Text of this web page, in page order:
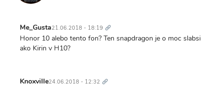
Me_Gusta21.06.2018 - 18:19 odkaz
Honor 10 alebo tento fon? Ten snapdragon je o moc slabsi
ako Kirin v H10?
Knoxville24.06.2018 - 12:32 odkaz